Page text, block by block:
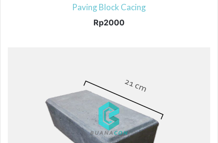
Paving Block Cacing
Rp2000